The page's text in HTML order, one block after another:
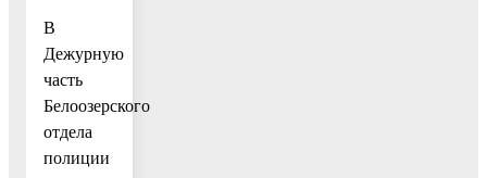
В
Дежурную
часть
Белоозерского
отдела
полиции